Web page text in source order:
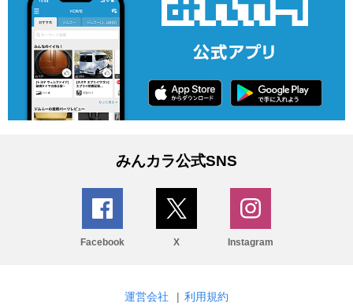
みんカラ公式SNS
Facebook X Instagram
運営会社 | 利用規約